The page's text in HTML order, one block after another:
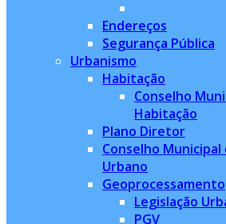
Endereços
Segurança Pública
Urbanismo
Habitação
Conselho
Habitação
Plano Diretor
Conselho Municipal
Urbano
Geoprocessamento
Legislação
PGV